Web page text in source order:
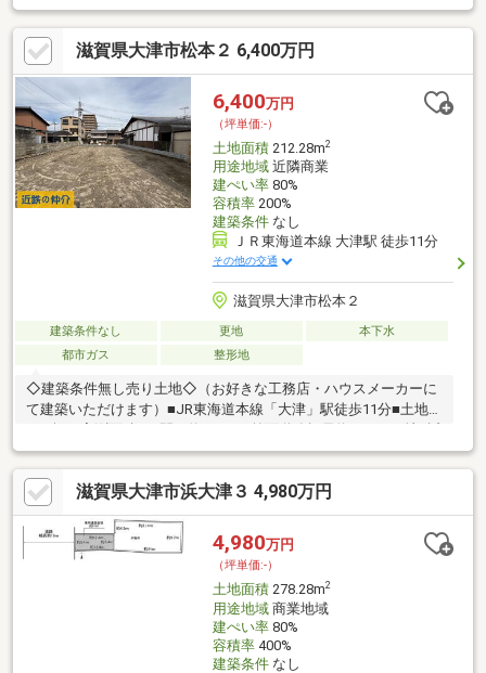
◇（お好きなハウスメーカー・工務店にて建築していただけま
す）
滋賀県大津市松本２ 6,400万円
6,400万円
（坪単価:-）
土地面積212.28m2
用途地域近隣商業
建ぺい率80%
容積率200%
建築条件なし
ＪＲ東海道本線 大津駅 徒歩11分
その他の交通
滋賀県大津市松本２
建築条件なし 更地
本下水
都市ガス
整形地
◇建築条件無し売り土地◇（お好きな工務店・ハウスメーカーに
て建築いただけます）■JR東海道本線「大津」駅徒歩11分■土地約
隣商業地域■建ぺい率80％■容積率200％
滋賀県大津市浜大津３ 4,980万円
4,980万円
（坪単価:-）
土地面積278.28m2
用途地域商業地域
建ぺい率80%
容積率400%
建築条件なし